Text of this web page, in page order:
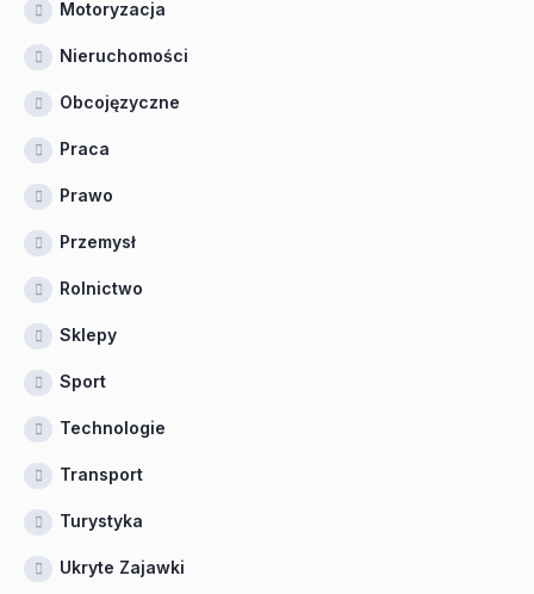
Motoryzacja
Nieruchomości
Obcojęzyczne
Praca
Prawo
Przemysł
Rolnictwo
Sklepy
Sport
Technologie
Transport
Turystyka
Ukryte Zajawki